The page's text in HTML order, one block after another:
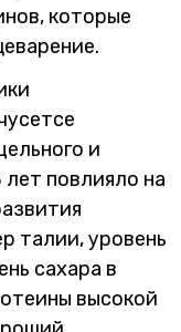
которые
и
лет повлияло на
талии, уровень
сахара в
высокой